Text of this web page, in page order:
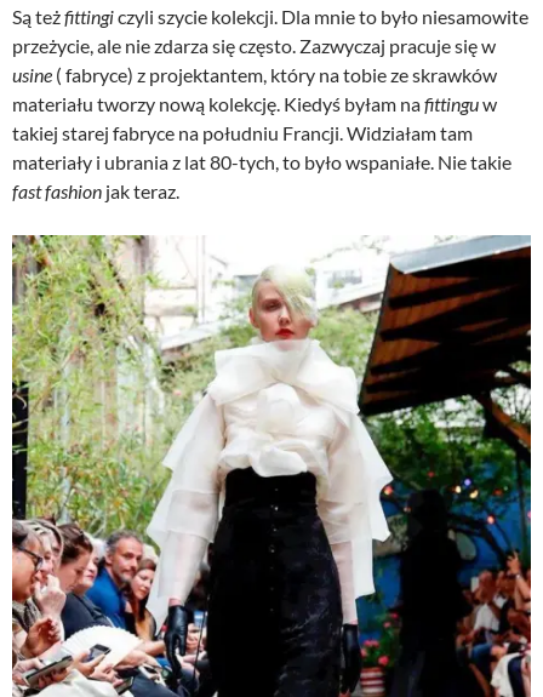
Są teżfittingiczyli szycie kolekcji. Dla mnie to było niesamowite
przeżycie, ale nie zdarza się często. Zazwyczaj pracuje się w
usine ( fabryce) z projektantem, który na tobie ze skrawków
materiału tworzy nową kolekcję. Kiedyś byłam nafittinguw
takiej starej fabryce na południu Francji. Widziałam tam
materiały i ubrania z lat 80-tych, to było wspaniałe. Nie takie
fast fashion jak teraz.